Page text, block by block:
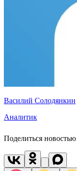
Василий Солодянкин
Аналитик
Поделиться новостью